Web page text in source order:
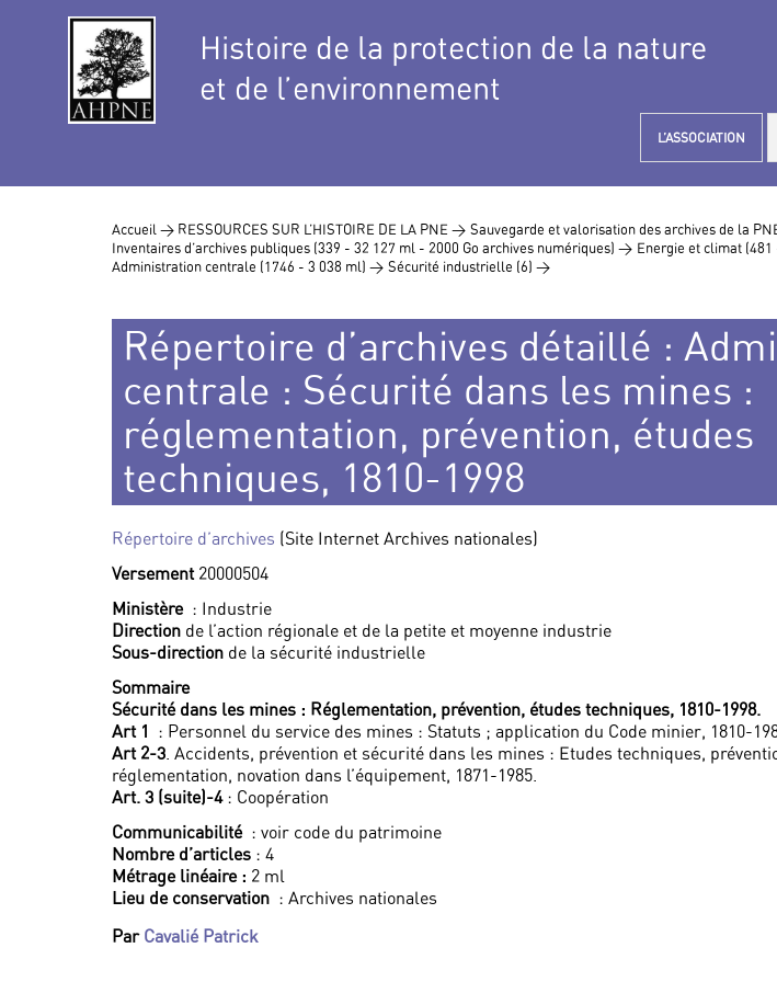
Histoire de la protection de la nature
et de l’environnement
L’ASSOCIATION
Accueil > RESSOURCES SUR L’HISTOIRE DE LA PNE > Sauvegarde et valorisation des archives de la
Inventaires d’archives publiques (339 - 32 127 ml - 2000 Go archives numériques) > Energie et climat
Administration centrale (1746 - 3 038 ml) > Sécurité industrielle (6) >
Répertoire d’archives détaillé :
centrale : Sécurité dans les mines :
réglementation, prévention, études
techniques, 1810-1998
Répertoire d’archives (Site Internet Archives nationales)
Versement 20000504
Ministère : Industrie
Direction de l’action régionale et de la petite et moyenne industrie
Sous-direction de la sécurité industrielle
Sommaire
Sécurité dans les mines : Réglementation, prévention, études techniques, 1810-1998.
Art 1 : Personnel du service des mines : Statuts ; application du Code minier, 1810-
Art 2-3. Accidents, prévention et sécurité dans les mines : Etudes techniques,
réglementation, novation dans l’équipement, 1871-1985.
Art. 3 (suite)-4: Coopération
Communicabilité : voir code du patrimoine
Nombre d’articles : 4
Métrage linéaire : 2 ml
Lieu de conservation : Archives nationales
Par Cavalié Patrick